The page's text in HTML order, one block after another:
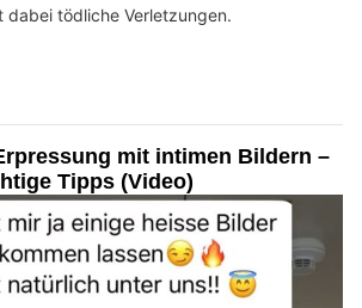
dabei tödliche Verletzungen.
mit intimen Bildern –
Tipps (Video)